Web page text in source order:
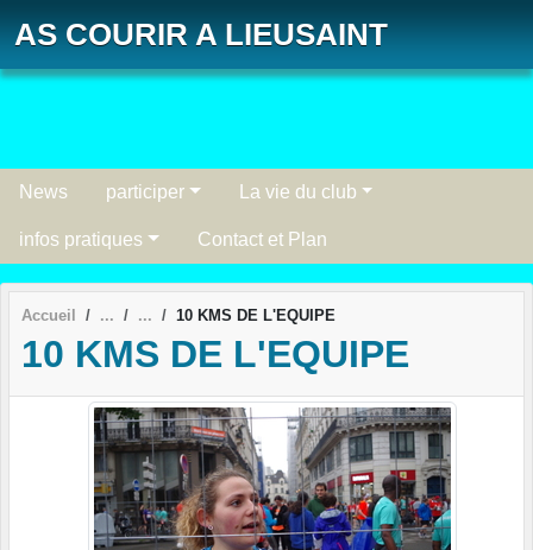
AS COURIR A LIEUSAINT
News participer La vie du club
infos pratiques Contact et Plan
Accueil 10 KMS DE L'EQUIPE
10 KMS DE L'EQUIPE